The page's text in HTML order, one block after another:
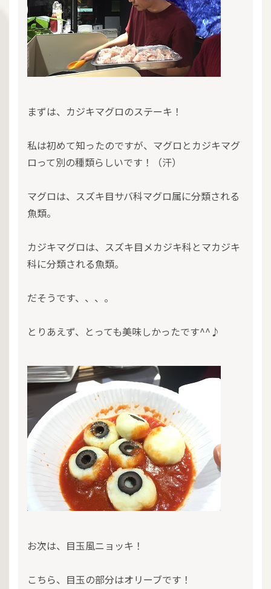
まずは、カジキマグロのステーキ！
私は初めて知ったのですが、マグロとカジキマグ
ロって別の種類らしいです！（汗）
マグロは、スズキ目サバ科マグロ属に分類される
魚類。
カジキマグロは、スズキ目メカジキ科とマカジキ
科に分類される魚類。
だそうです、、、。
とりあえず、とっても美味しかったです^^♪
お次は、目玉風ニョッキ！
こちら、目玉の部分はオリーブです！